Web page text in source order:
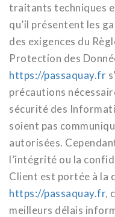
traitants techniques
qu’il présentent les
des exigences du
Protection des
https://passaquay.fr
précautions
sécurité des
soient pas
autorisées.
l’intégrité ou la
Client est portée à la
https://passaquay.fr,
meilleurs délais